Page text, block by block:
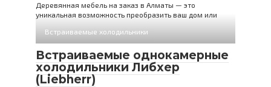
Деревянная мебель на заказ в Алматы — это
уникальная возможность преобразить ваш дом или
Встраиваемые холодильники
Встраиваемые однокамерные
холодильники Либхер
(Liebherr)